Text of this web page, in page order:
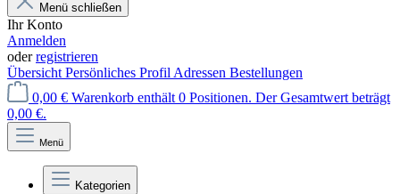
Menü schließen
Ihr Konto
Anmelden
oderregistrieren
Übersicht Persönliches Profil Adressen Bestellungen
0,00 € Warenkorb enthält 0 Positionen. Der Gesamtwert beträgt
0,00 €.
Menü
Kategorien